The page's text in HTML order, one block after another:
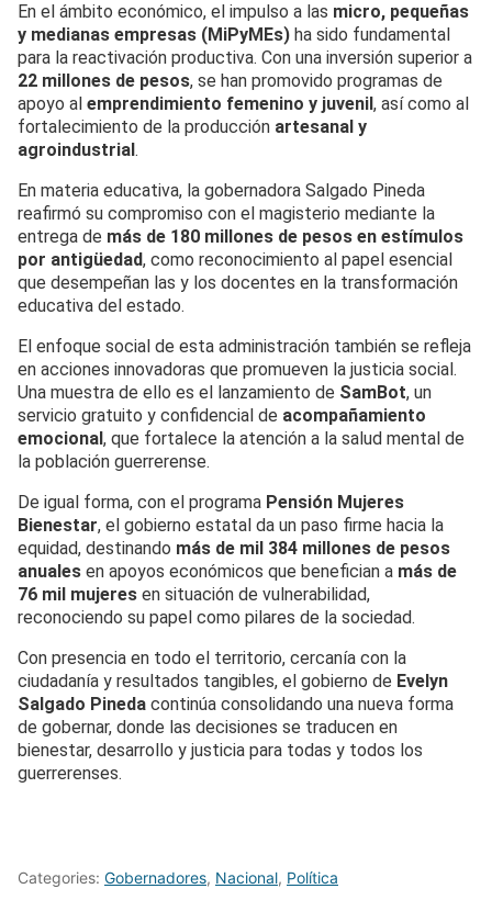
En el ámbito económico, el impulso a las micro, pequeñas
y medianas empresas (MiPyMEs) ha sido fundamental
para la reactivación productiva. Con una inversión superior a
22 millones de pesos, se han promovido programas de
apoyo al emprendimiento femenino y juvenil , así como al
fortalecimiento de la producción artesanal y
agroindustrial .
En materia educativa, la gobernadora Salgado Pineda
reafirmó su compromiso con el magisterio mediante la
entrega de más de 180 millones de pesos en estímulos
por antigüedad, como reconocimiento al papel esencial
que desempeñan las y los docentes en la transformación
educativa del estado.
El enfoque social de esta administración también se refleja
en acciones innovadoras que promueven la justicia social.
Una muestra de ello es el lanzamiento de SamBot, un
servicio gratuito y confidencial de acompañamiento
emocional , que fortalece la atención a la salud mental de
la población guerrerense.
De igual forma, con el programa Pensión Mujeres
Bienestar, el gobierno estatal da un paso firme hacia la
equidad, destinando más de mil 384 millones de pesos
anuales en apoyos económicos que benefician a más de
76 mil mujeres en situación de vulnerabilidad,
reconociendo su papel como pilares de la sociedad.
Con presencia en todo el territorio, cercanía con la
ciudadanía y resultados tangibles, el gobierno de Evelyn
Salgado Pineda continúa consolidando una nueva forma
de gobernar, donde las decisiones se traducen en
bienestar, desarrollo y justicia para todas y todos los
guerrerenses.
Categories: Gobernadores, Nacional, Política